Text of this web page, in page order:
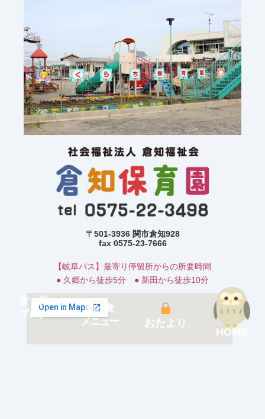
〒501-3936 関市倉知928
fax 0575-23-7666
【岐阜バス】最寄り停留所からの所要時間
● 久郷から徒歩5分 ● 新田から徒歩10分
倉 保
ブログ
給 食
メニュー
おたより
HOME